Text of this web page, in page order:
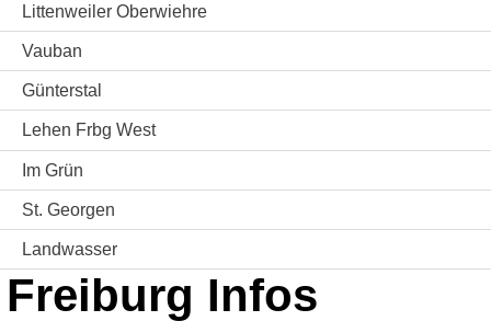
Littenweiler Oberwiehre
Vauban
Günterstal
Lehen Frbg West
Im Grün
St. Georgen
Landwasser
Freiburg Infos